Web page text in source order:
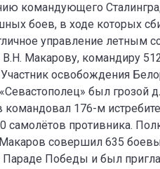
командующего
боев, в ходе которых
управление летным
Макарову, командиру
освобождения
был грозой
176-м
противника.
совершил 635
Параде Победы и был